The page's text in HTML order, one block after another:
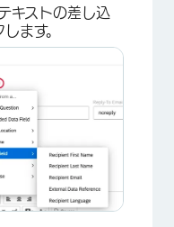
×
キストの差し込
ます。